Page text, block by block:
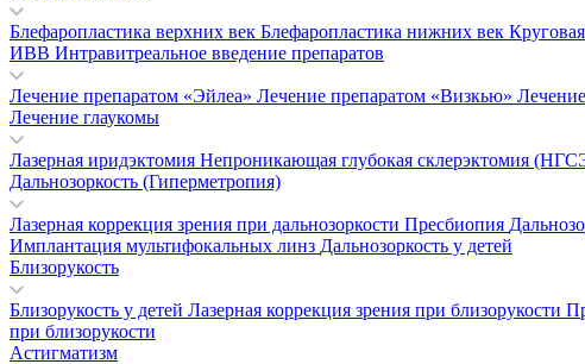
Блефаропластика верхних век Блефаропластика нижних век
ИВВ Интравитреальное введение препаратов
Лечение препаратом «Эйлеа» Лечение препаратом «Визкью»
Лечение глаукомы
Лазерная иридэктомия Непроникающая глубокая склерэктомия
Дальнозоркость (Гиперметропия)
Лазерная коррекция зрения при дальнозоркости Пресбиопия
Имплантация мультифокальных линз Дальнозоркость у детей
Близорукость
Близорукость у детей Лазерная коррекция зрения при близорукости
при близорукости
Астигматизм